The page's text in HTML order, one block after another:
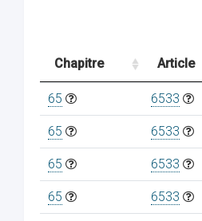
Chapitre Article
65 6533
65 6533
65 6533
65 6533